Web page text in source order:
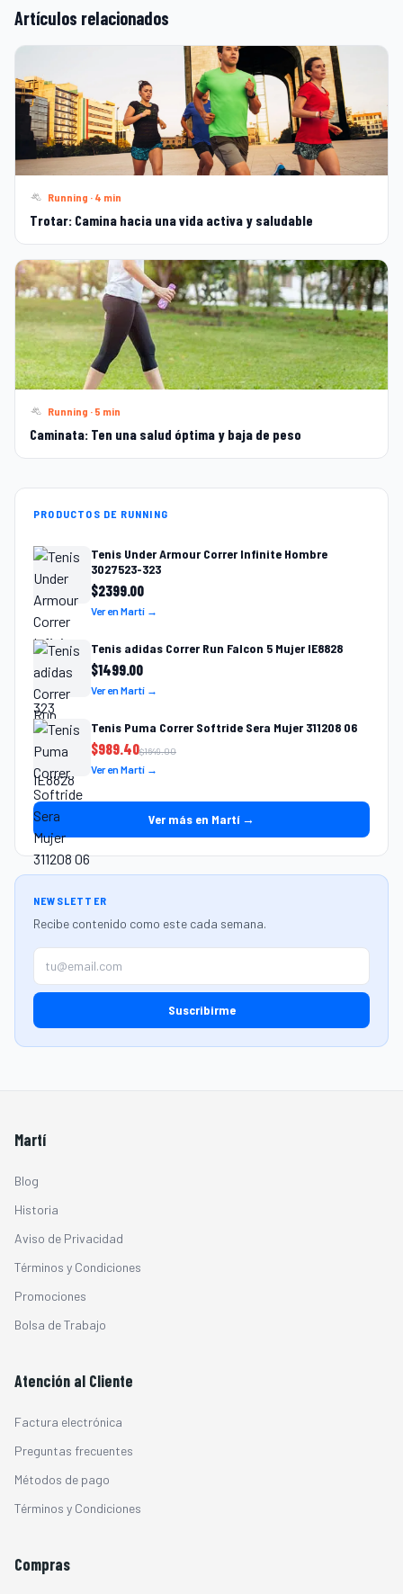
Artículos relacionados
Running · 4 min
Trotar: Camina hacia una vida activa y saludable
Running · 5 min
Caminata: Ten una salud óptima y baja de peso
PRODUCTOS DE RUNNING
Tenis Under Armour Correr Infinite Hombre
3027523-323
$2399.00
Ver en Martí →
Tenis adidas Correr Run Falcon 5 Mujer IE8828
$1499.00
Ver en Martí →
Tenis Puma Correr Softride Sera Mujer 311208 06
$989.40$1649.00
Ver en Martí →
Ver más en Martí →
NEWSLETTER
Recibe contenido como este cada semana.
Suscribirme
Martí
Blog
Historia
Aviso de Privacidad
Términos y Condiciones
Promociones
Bolsa de Trabajo
Atención al Cliente
Factura electrónica
Preguntas frecuentes
Métodos de pago
Términos y Condiciones
Compras